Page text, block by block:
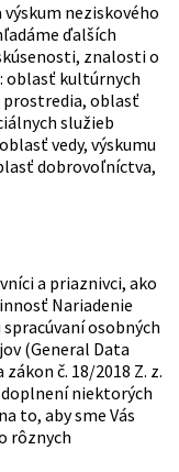
neziskového
ďalších
znalosti o
oblasť kultúrnych
prostredia, oblasť
služieb
vedy, výskumu
dobrovoľníctva,
a priaznivci, ako
Nariadenie
osobných
(General Data
č. 18/2018 Z. z.
doplnení niektorých
to, aby sme Vás
rôznych